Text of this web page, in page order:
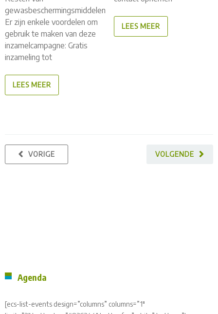
gewasbeschermingsmiddelen
Er zijn enkele voordelen om
gebruik te maken van deze
inzamelcampagne: Gratis
inzameling tot
LEES MEER
LEES MEER
VOLGENDE
VORIGE
Agenda
[ecs-list-events design=”columns” columns=”1″